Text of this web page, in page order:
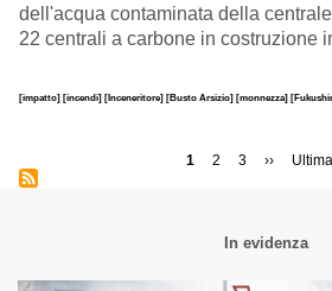
dell'acqua contaminata della
22 centrali a carbone in costruzione
[impatto] [incendi] [Inceneritore] [Busto Arsizio] [monnezza]
Pagina
1 Page
2 Page
3
Pagina
››
Ultima
In evidenza